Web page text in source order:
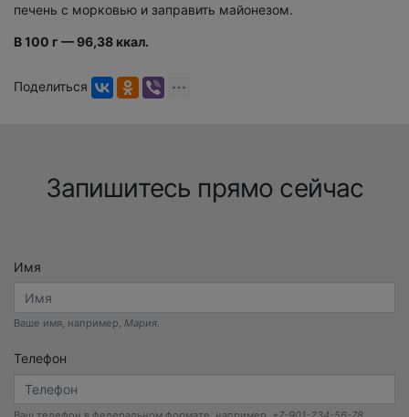
печень с морковью и заправить майонезом.
В 100 г — 96,38 ккал.
Поделиться
Запишитесь прямо сейчас
Имя
Ваше имя, например, Мария.
Телефон